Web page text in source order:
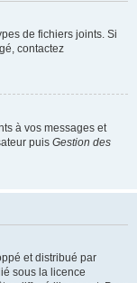
de fichiers joints. Si
contactez
à vos messages et
puis Gestion des
et distribué par
sous la licence